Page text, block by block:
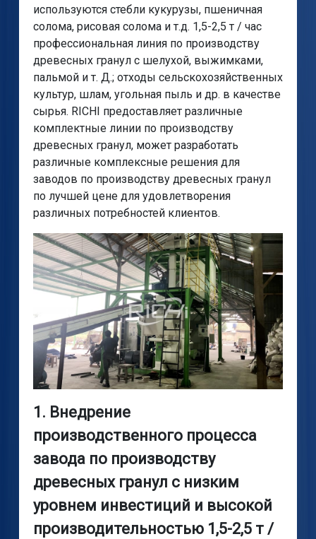
используются стебли кукурузы, пшеничная
солома, рисовая солома и т.д. 1,5-2,5 т / час
профессиональная линия по производству
древесных гранул с шелухой, выжимками,
пальмой и т. Д.; отходы сельскохозяйственных
культур, шлам, угольная пыль и др. в качестве
сырья. RICHI предоставляет различные
комплектные линии по производству
древесных гранул, может разработать
различные комплексные решения для
заводов по производству древесных гранул
по лучшей цене для удовлетворения
различных потребностей клиентов.
1. Внедрение
производственного процесса
завода по производству
древесных гранул с низким
уровнем инвестиций и высокой
производительностью 1,5-2,5 т /